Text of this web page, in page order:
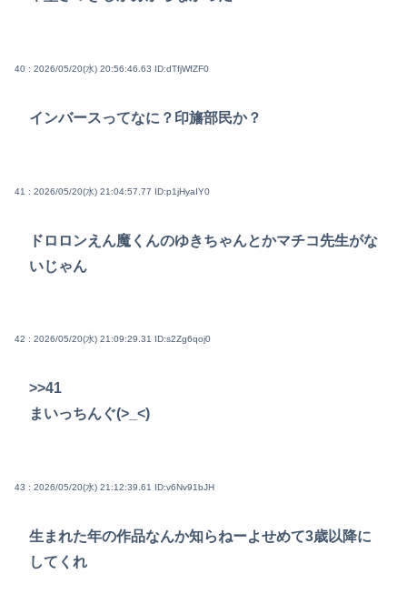
40 : 2026/05/20(水) 20:56:46.63 ID:dTfjWfZF0
インバースってなに？印旛部民か？
41 : 2026/05/20(水) 21:04:57.77 ID:p1jHyaIY0
ドロロンえん魔くんのゆきちゃんとかマチコ先生がな
いじゃん
42 : 2026/05/20(水) 21:09:29.31 ID:s2Zg6qoj0
>>41
まいっちんぐ(>_<)
43 : 2026/05/20(水) 21:12:39.61 ID:v6Nv91bJH
生まれた年の作品なんか知らねーよせめて3歳以降に
してくれ